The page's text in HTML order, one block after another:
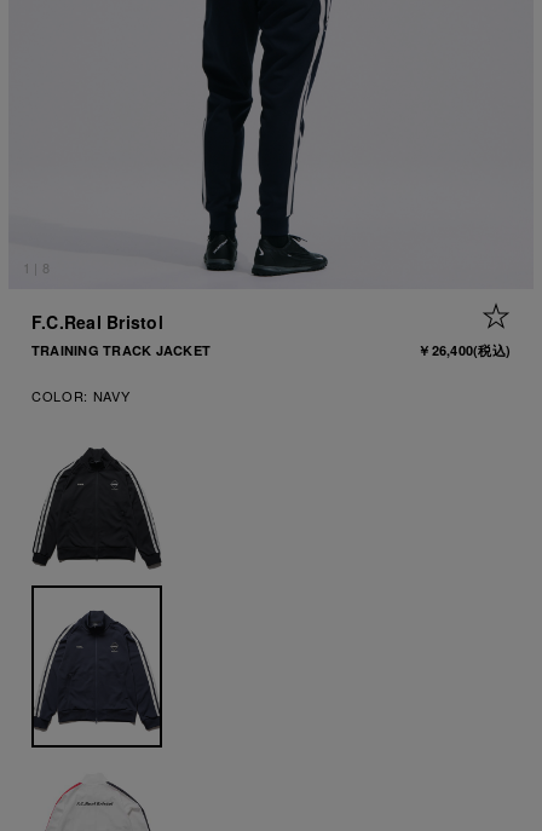
1 | 8
F.C.Real Bristol
TRAINING TRACK JACKET ￥26,400(税込)
COLOR: NAVY